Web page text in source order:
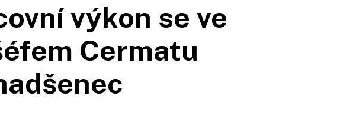
výkon se ve
Cermatu